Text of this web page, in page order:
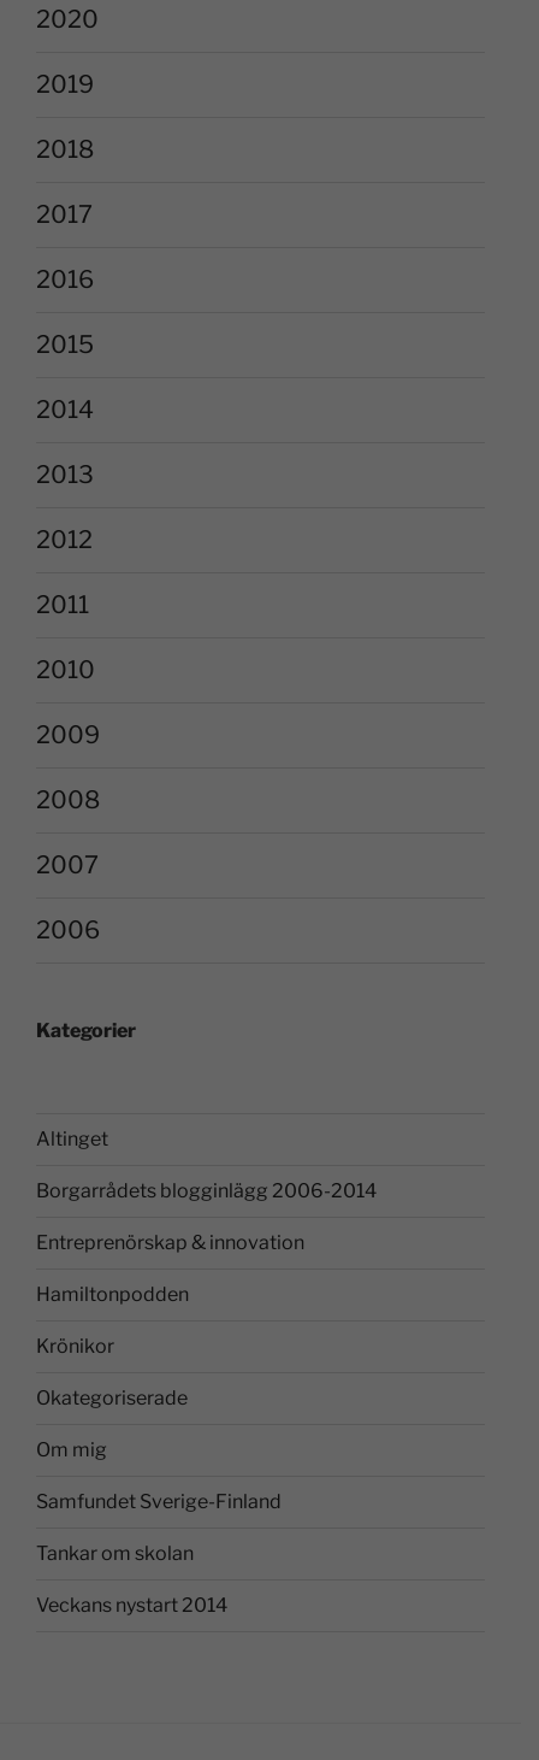
2020
2019
2018
2017
2016
2015
2014
2013
2012
2011
2010
2009
2008
2007
2006
Kategorier
Altinget
Borgarrådets blogginlägg 2006-2014
Entreprenörskap & innovation
Hamiltonpodden
Krönikor
Okategoriserade
Om mig
Samfundet Sverige-Finland
Tankar om skolan
Veckans nystart 2014